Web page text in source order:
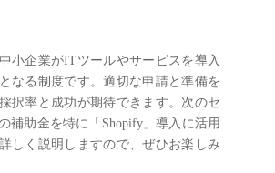
小企業がITツールやサービスを導入
なる制度です。適切な申請と準備を
択率と成功が期待できます。次のセ
補助金を特に「Shopify」導入に活用
しく説明しますので、ぜひお楽しみ